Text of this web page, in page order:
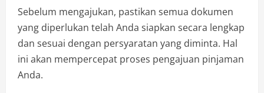
Sebelum mengajukan, pastikan semua dokumen
yang diperlukan telah Anda siapkan secara lengkap
dan sesuai dengan persyaratan yang diminta. Hal
ini akan mempercepat proses pengajuan pinjaman
Anda.